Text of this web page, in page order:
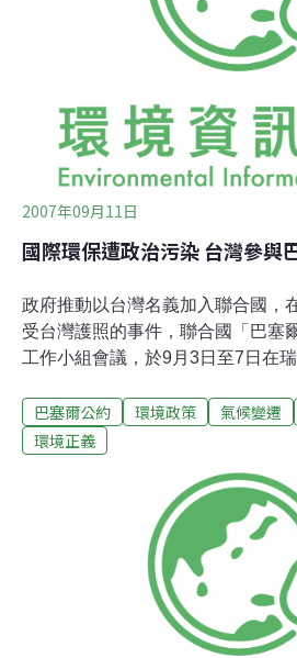
內地產生的危險廢物經停香港特區
產生的危險廢物經停內地港口向國
規定；二是就內地產生的危險廢物
2007年09月11日
國際環保遭政治污染 台灣參與
政府推動以台灣名義加入聯合國，
受台灣護照的事件，聯合國「巴塞
工作小組會議，於9月3日至7日在
到，被擋在會場外。環保署10日召
公約為不涉及政治議題且執行聯合
理此事件之不當過程，以及國際環
環保署表達嚴重抗議。巴塞爾公約
間，於瑞士日內瓦召開第6次開放
歷年均有代表團參加，除參與相關
代表交流，交換有害廢棄物越境管
代表團成員抵達會議所在地點辦理
安全部門以「內規變更」不再承認
巴塞爾公約 環境政策 氣候變遷
環境正義